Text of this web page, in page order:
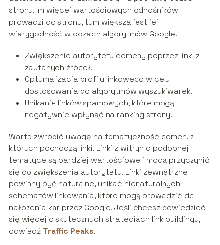
strony. Im więcej wartościowych odnośników
prowadzi do strony, tym większa jest jej
wiarygodność w oczach algorytmów Google.
Zwiększenie autorytetu domeny poprzez linki z
zaufanych źródeł.
Optymalizacja profilu linkowego w celu
dostosowania do algorytmów wyszukiwarek.
Unikanie linków spamowych, które mogą
negatywnie wpłynąć na ranking strony.
Warto zwrócić uwagę na tematyczność domen, z
których pochodzą linki. Linki z witryn o podobnej
tematyce są bardziej wartościowe i mogą przyczynić
się do zwiększenia autorytetu. Linki zewnętrzne
powinny być naturalne, unikać nienaturalnych
schematów linkowania, które mogą prowadzić do
nałożenia kar przez Google. Jeśli chcesz dowiedzieć
się więcej o skutecznych strategiach link buildingu,
odwiedź Traffic Peaks.